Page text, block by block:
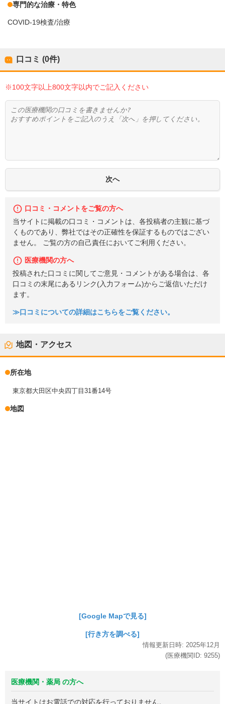
専門的な治療・特色
COVID-19検査/治療
口コミ (0件)
※100文字以上800文字以内でご記入ください
口コミ・コメントをご覧の方へ
当サイトに掲載の口コミ・コメントは、各投稿者の主観に基づ
くものであり、弊社ではその正確性を保証するものではござい
ません。 ご覧の方の自己責任においてご利用ください。
医療機関の方へ
投稿された口コミに関してご意見・コメントがある場合は、各
口コミの末尾にあるリンク(入力フォーム)からご返信いただけ
ます。
≫口コミについての詳細はこちらをご覧ください。
地図・アクセス
所在地
東京都大田区中央四丁目31番14号
地図
[Google Mapで見る]
[行き方を調べる]
情報更新日時: 2025年12月
(医療機関ID: 9255)
医療機関・薬局 の方へ
当サイトはお電話での対応を行っておりません。